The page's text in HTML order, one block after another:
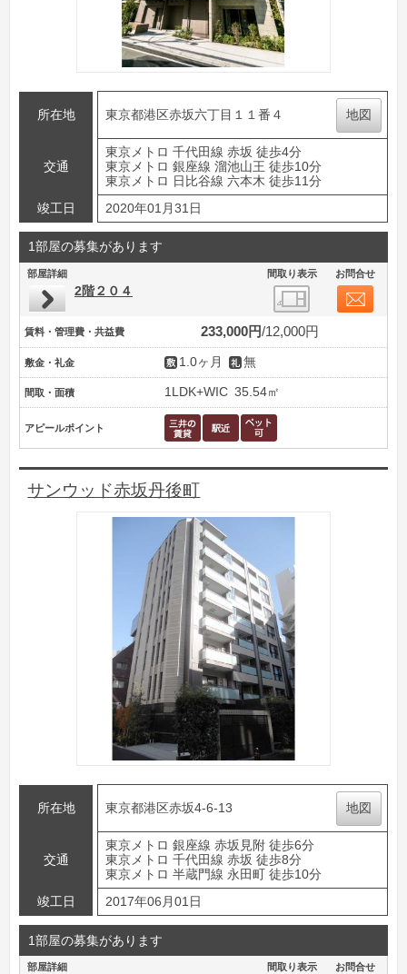
所在地 東京都港区赤坂六丁目１１番４ 地図
交通
東京メトロ 千代田線 赤坂 徒歩4分
東京メトロ 銀座線 溜池山王 徒歩10分
東京メトロ 日比谷線 六本木 徒歩11分
竣工日
2020年01月31日
1部屋の募集があります
部屋詳細 間取り表示 お問合せ
2階２０４
賃料・管理費・共益費 233,000円 12,000円
敷金・礼金 1.0ヶ月 無
間取・面積 1LDK+WIC 35.54㎡
アピールポイント
サンウッド赤坂丹後町
所在地 東京都港区赤坂4-6-13 地図
交通
東京メトロ 銀座線 赤坂見附 徒歩6分
東京メトロ 千代田線 赤坂 徒歩8分
東京メトロ 半蔵門線 永田町 徒歩10分
竣工日
2017年06月01日
1部屋の募集があります
部屋詳細 間取り表示 お問合せ